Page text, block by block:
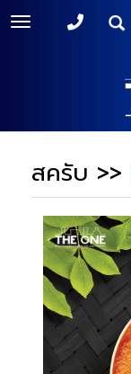
Toggle
สครับ >>